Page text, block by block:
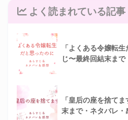
よく読まれている記事
「よくある令嬢転
じ〜最終回結末ま
「皇后の座を捨て
末まで・ネタバレ・